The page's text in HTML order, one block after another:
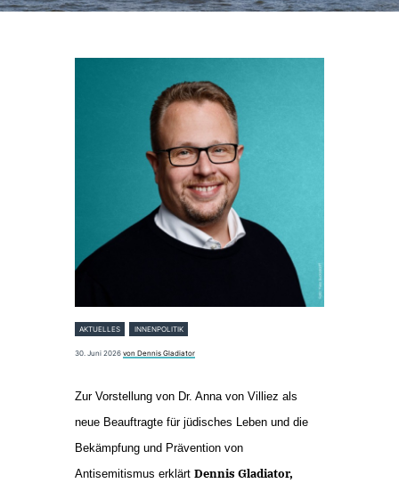
AKTUELLES INNENPOLITIK
30. Juni 2026 von Dennis Gladiator
Zur Vorstellung von Dr. Anna von Villiez als
neue Beauftragte für jüdisches Leben und die
Bekämpfung und Prävention von
Antisemitismus erklärt Dennis Gladiator,